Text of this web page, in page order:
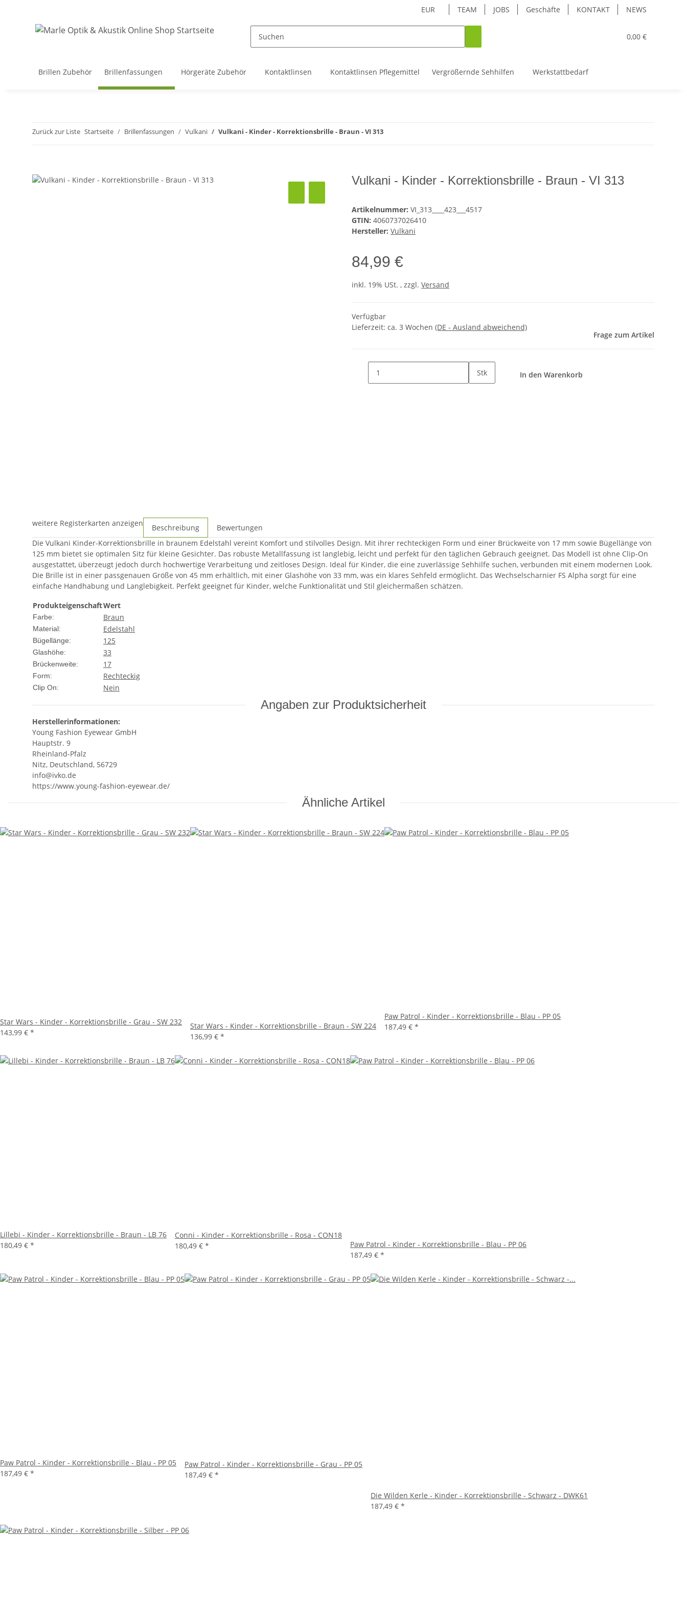
EUR TEAM JOBS Geschäfte KONTAKT NEWS
0,00 €
Brillen Zubehör Brillenfassungen Hörgeräte Zubehör Kontaktlinsen Kontaktlinsen Pflegemittel Vergrößernde Sehhilfen Werkstattbedarf
Zurück zur Liste Startseite Brillenfassungen Vulkani Vulkani - Kinder - Korrektionsbrille - Braun - VI 313
Vulkani - Kinder - Korrektionsbrille - Braun - VI 313
Artikelnummer: VI_313____423___4517
GTIN: 4060737026410
Hersteller: Vulkani
84,99 €
inkl. 19% USt. , zzgl. Versand
Verfügbar
Lieferzeit: ca. 3 Wochen (DE - Ausland abweichend)
Frage zum Artikel
Stk In den Warenkorb
weitere Registerkarten anzeigen Beschreibung
Bewertungen
Die Vulkani Kinder-Korrektionsbrille in braunem Edelstahl vereint Komfort und stilvolles Design. Mit ihrer rechteckigen Form und einer Brückweite von 17 mm sowie Bügellänge von
125 mm bietet sie optimalen Sitz für kleine Gesichter. Das robuste Metallfassung ist langlebig, leicht und perfekt für den täglichen Gebrauch geeignet. Das Modell ist ohne Clip-On
ausgestattet, überzeugt jedoch durch hochwertige Verarbeitung und zeitloses Design. Ideal für Kinder, die eine zuverlässige Sehhilfe suchen, verbunden mit einem modernen Look.
Die Brille ist in einer passgenauen Größe von 45 mm erhältlich, mit einer Glashöhe von 33 mm, was ein klares Sehfeld ermöglicht. Das Wechselscharnier FS Alpha sorgt für eine
einfache Handhabung und Langlebigkeit. Perfekt geeignet für Kinder, welche Funktionalität und Stil gleichermaßen schätzen.
ProdukteigenschaftWert
Farbe: Braun
Material: Edelstahl
Bügellänge: 125
Glashöhe: 33
Brückenweite: 17
Form: Rechteckig
Clip On: Nein
Angaben zur Produktsicherheit
Herstellerinformationen:
Young Fashion Eyewear GmbH
Hauptstr. 9
Rheinland-Pfalz
Nitz, Deutschland, 56729
info@ivko.de
https://www.young-fashion-eyewear.de/
Ähnliche Artikel
Star Wars - Kinder - Korrektionsbrille - Grau - SW 232
143,99 € *
Star Wars - Kinder - Korrektionsbrille - Braun - SW 224
136,99 € *
Paw Patrol - Kinder - Korrektionsbrille - Blau - PP 05
187,49 € *
Lillebi - Kinder - Korrektionsbrille - Braun - LB 76
180,49 € *
Conni - Kinder - Korrektionsbrille - Rosa - CON18
180,49 € *
Paw Patrol - Kinder - Korrektionsbrille - Blau - PP 06
187,49 € *
Paw Patrol - Kinder - Korrektionsbrille - Blau - PP 05
187,49 € *
Paw Patrol - Kinder - Korrektionsbrille - Grau - PP 05
187,49 € *
Die Wilden Kerle - Kinder - Korrektionsbrille - Schwarz - DWK61
187,49 € *